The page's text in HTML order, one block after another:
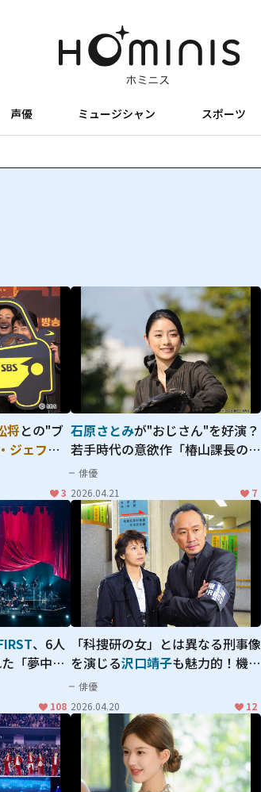
声優 ミュージシャン スポーツ
タリ役！
ズ最新作
将との"ブ
ジェフン
模範タクシ
持が集ま
3
石原さとみが"おじさん"を好演？
若手時代の意欲作「椿山課長の七
日間」で見せた、コミカルの中に
も光る確かな表現力
俳優
2026.04.21
7
、6人
「夢中」
トに魅
108
「科捜研の女」とは異なる刑事像
を演じる沢口靖子も魅力的！機動
捜査隊を舞台にした「警視庁機動
捜査隊216 長い夜」
俳優
2026.04.20
12